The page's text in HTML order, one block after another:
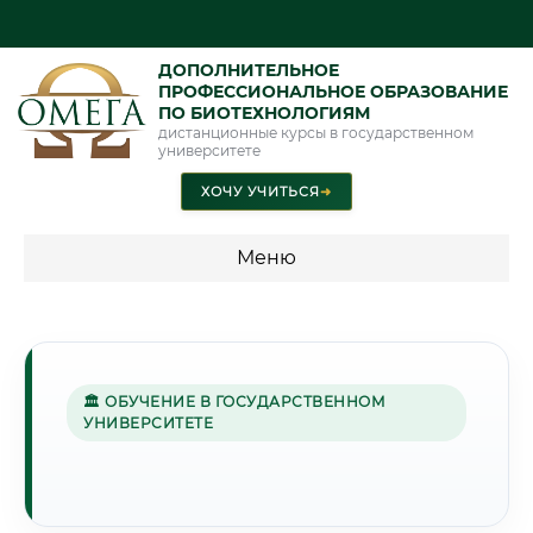
ДОПОЛНИТЕЛЬНОЕ
ПРОФЕССИОНАЛЬНОЕ ОБРАЗОВАНИЕ
ПО БИОТЕХНОЛОГИЯМ
дистанционные курсы в государственном
университете
ХОЧУ УЧИТЬСЯ➜
Меню
🏛 ОБУЧЕНИЕ В ГОСУДАРСТВЕННОМ
УНИВЕРСИТЕТЕ